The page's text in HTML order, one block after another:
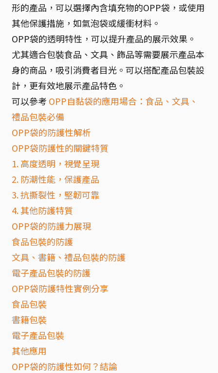
形的產品，可以選擇內含填充物的OPP袋，或使用
其他保護措施，如氣泡袋或緩衝材料。
OPP袋的透明特性，可以提升產品的展示效果。
尤其適合包裝食品、文具、飾品等需要展示產品本
身的商品，吸引消費者目光。可以搭配產品包裝設
計，更有效地展示產品特色。
可以參考 OPP自黏袋的應用場合：食品、文具、
禮品包裝必備
OPP袋的防護性解析
OPP袋防護性的關鍵特質
1. 高度透明，視覺呈現
2. 防潮性能，保護產品
3. 抗撕裂性，堅韌可靠
4. 其他防護特質
OPP袋的防護力展現
食品包裝的防護
文具、書籍、禮品包裝的防護
電子產品包裝的防護
OPP袋防護特性實例分享
食品包裝
書籍包裝
電子產品包裝
其他應用
OPP袋的防護性如何？結論